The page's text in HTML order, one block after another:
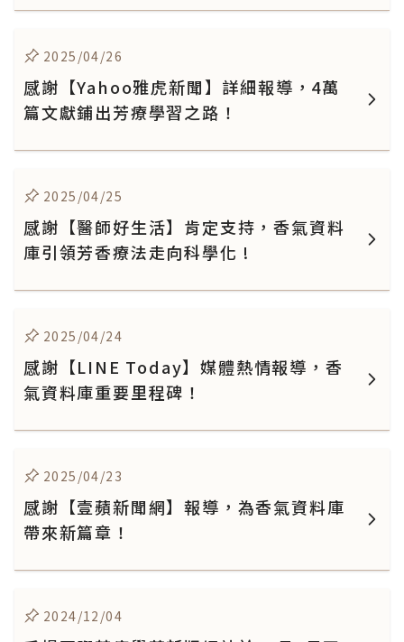
2025/04/26
感謝【Yahoo雅虎新聞】詳細報導，4萬
篇文獻鋪出芳療學習之路！
2025/04/25
感謝【醫師好生活】肯定支持，香氣資料
庫引領芳香療法走向科學化 !
2025/04/24
感謝【LINE Today】媒體熱情報導，香
氣資料庫重要里程碑！
2025/04/23
感謝【壹蘋新聞網】報導，為香氣資料庫
帶來新篇章！
2024/12/04